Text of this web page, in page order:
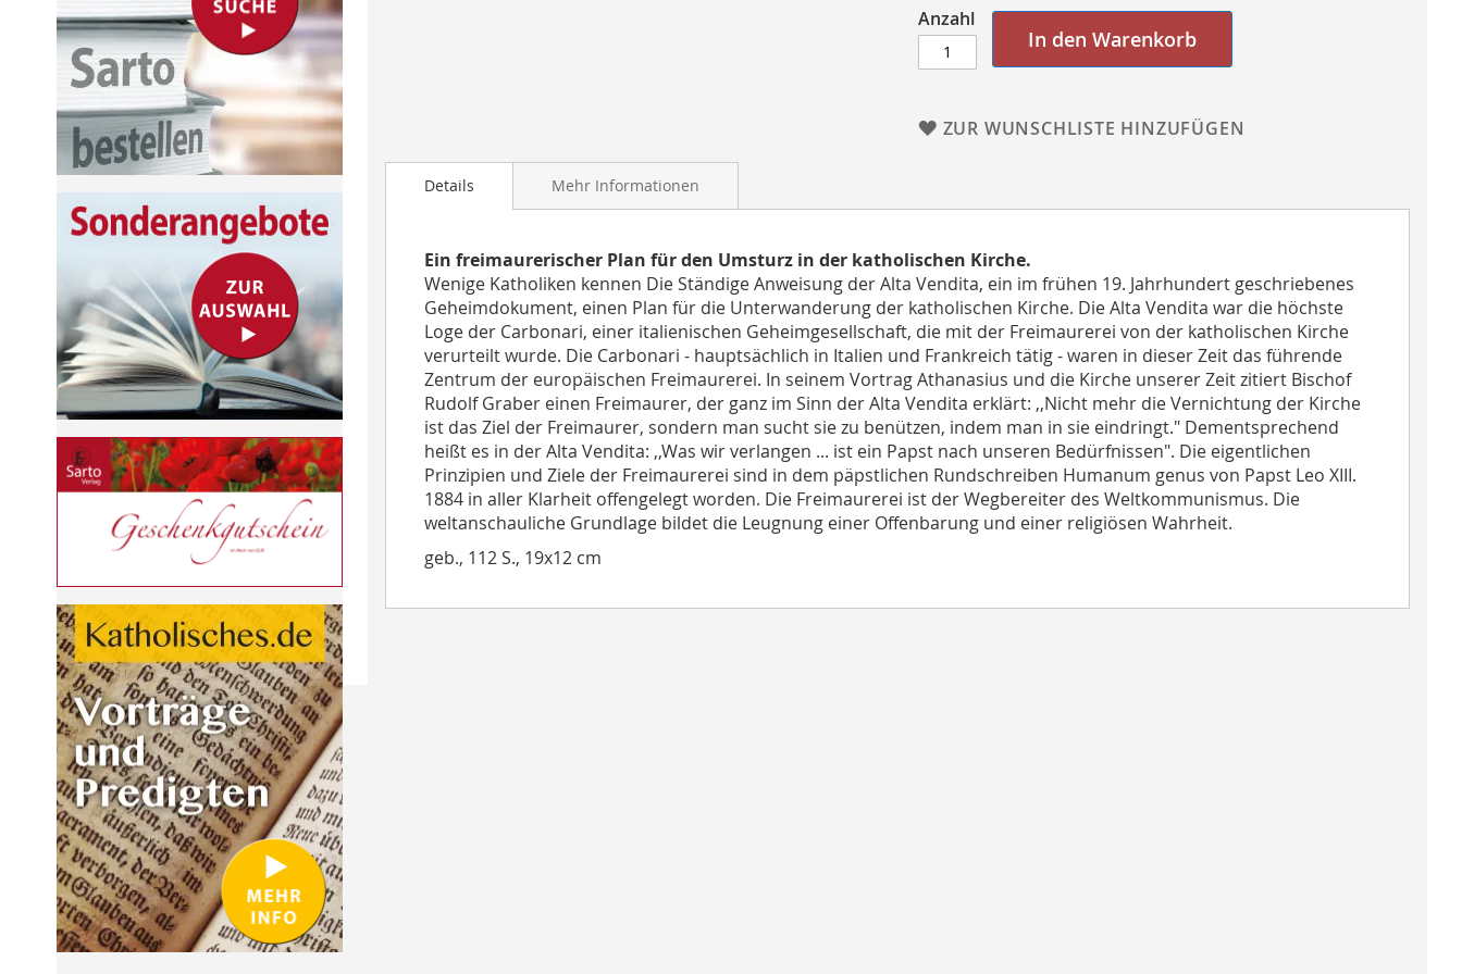
gallery
Anzahl
In den Warenkorb
ZUR WUNSCHLISTE HINZUFÜGEN
Details
Ein freimaurerischer Plan für den Umsturz in der katholischen Kirche.
Wenige Katholiken kennen Die Ständige Anweisung der Alta Vendita, ein im frühen 19. Jahrhundert geschriebenes
Geheimdokument, einen Plan für die Unterwanderung der katholischen Kirche. Die Alta Vendita war die höchste
Loge der Carbonari, einer italienischen Geheimgesellschaft, die mit der Freimaurerei von der katholischen Kirche
verurteilt wurde. Die Carbonari - hauptsächlich in Italien und Frankreich tätig - waren in dieser Zeit das führende
Zentrum der europäischen Freimaurerei. In seinem Vortrag Athanasius und die Kirche unserer Zeit zitiert Bischof
Rudolf Graber einen Freimaurer, der ganz im Sinn der Alta Vendita erklärt: ,,Nicht mehr die Vernichtung der Kirche
ist das Ziel der Freimaurer, sondern man sucht sie zu benützen, indem man in sie eindringt." Dementsprechend
heißt es in der Alta Vendita: ,,Was wir verlangen ... ist ein Papst nach unseren Bedürfnissen". Die eigentlichen
Prinzipien und Ziele der Freimaurerei sind in dem päpstlichen Rundschreiben Humanum genus von Papst Leo XIII.
1884 in aller Klarheit offengelegt worden. Die Freimaurerei ist der Wegbereiter des Weltkommunismus. Die
weltanschauliche Grundlage bildet die Leugnung einer Offenbarung und einer religiösen Wahrheit.
geb., 112 S., 19x12 cm
Mehr Informationen